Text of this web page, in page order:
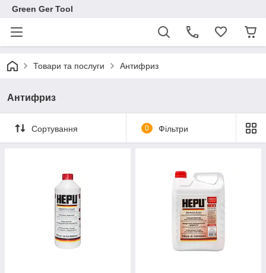
Green Ger Tool
Товари та послуги Антифриз
Антифриз
Сортування 0 Фільтри